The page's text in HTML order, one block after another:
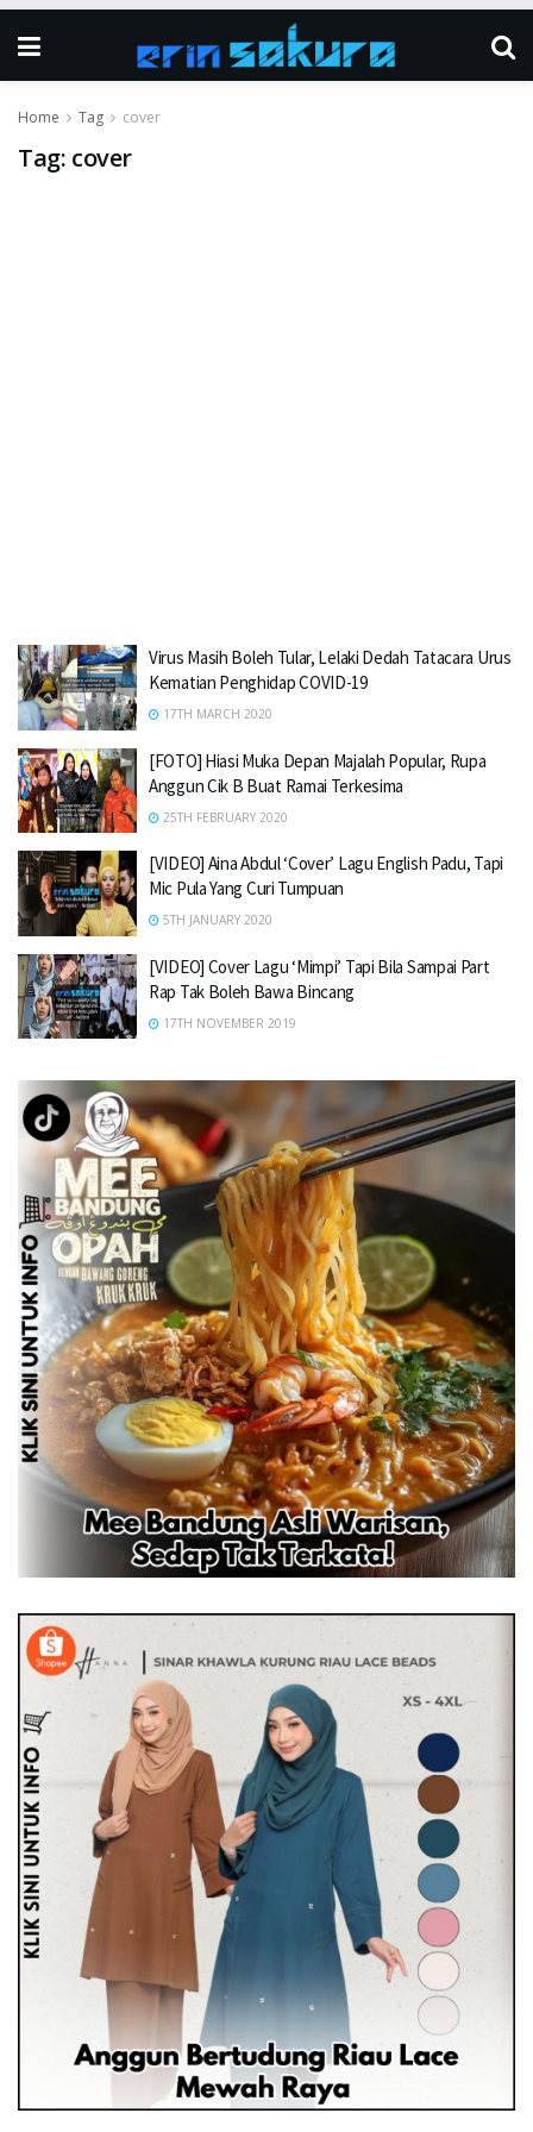
Home Tag cover
Tag: cover
Virus Masih Boleh Tular, Lelaki Dedah Tatacara Urus
Kematian Penghidap COVID-19
17TH MARCH 2020
[FOTO] Hiasi Muka Depan Majalah Popular, Rupa
Anggun Cik B Buat Ramai Terkesima
25TH FEBRUARY 2020
[VIDEO] Aina Abdul ‘Cover’ Lagu English Padu, Tapi
Mic Pula Yang Curi Tumpuan
5TH JANUARY 2020
[VIDEO] Cover Lagu ‘Mimpi’ Tapi Bila Sampai Part
Rap Tak Boleh Bawa Bincang
17TH NOVEMBER 2019